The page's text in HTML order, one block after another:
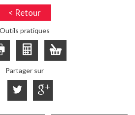
< Retour
Outils pratiques
Partager sur